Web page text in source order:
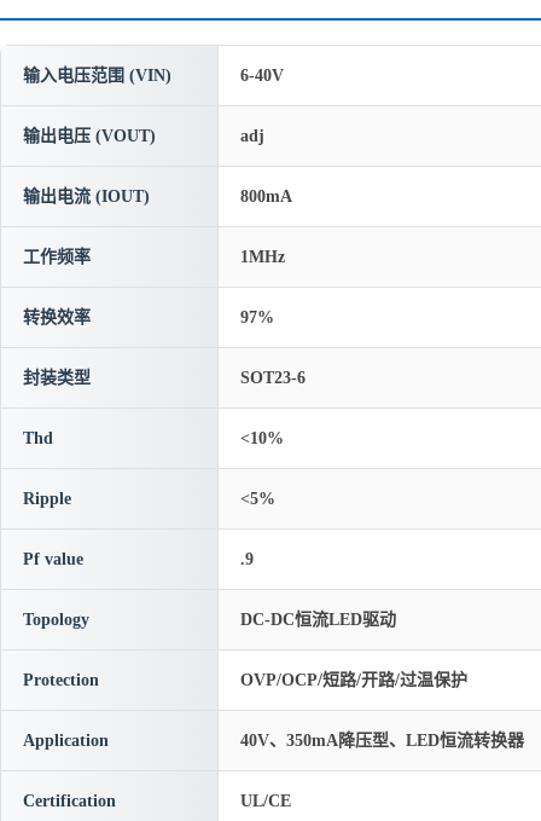
输入电压范围 (VIN) 6-40V
输出电压 (VOUT) adj
输出电流 (IOUT) 800mA
工作频率 1MHz
转换效率 97%
封装类型 SOT23-6
Thd <10%
Ripple <5%
Pf value .9
Topology DC-DC恒流LED驱动
Protection OVP/OCP/短路/开路/过温保护
Application 40V、350mA降压型、LED恒流转换器
Certification UL/CE